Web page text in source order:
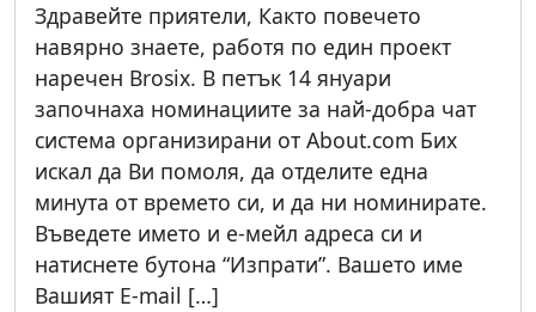
Здравейте приятели, Както повечето
навярно знаете, работя по един проект
наречен Brosix. В петък 14 януари
започнаха номинациите за най-добра чат
система организирани от About.com Бих
искал да Ви помоля, да отделите една
минута от времето си, и да ни номинирате.
Въведете името и е-мейл адреса си и
натиснете бутона “Изпрати”. Вашето име
Вашият E-mail […]